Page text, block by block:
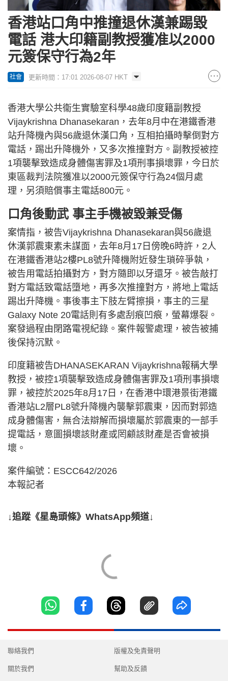
香港站口角中推撞退休漢兼踢毀
電話 港大印籍副教授獲准以2000
元簽保守行為2年
社會 更新時間：17:01 2026-08-07 HKT
香港大學公共衞生實驗室科學48歲印度籍副教授
Vijaykrishna Dhanasekaran，去年8月中在港鐵香港
站升降機內與56歲退休漢口角，互相拍攝時擊倒對方
電話，踢出升降機外，又多次推撞對方。副教授被控
1項襲擊致造成身體傷害罪及1項刑事損壞罪，今日於
東區裁判法院獲准以2000元簽保守行為24個月處
理，另須賠償事主電話800元。
口角後動武 事主手機被毀兼受傷
案情指，被告Vijaykrishna Dhanasekaran與56歲退
休漢郭震東素未謀面，去年8月17日傍晚6時許，2人
在港鐵香港站2樓PL8號升降機附近發生瑣碎爭執，
被告用電話拍攝對方，對方隨即以牙還牙。被告敲打
對方電話致電話墮地，再多次推撞對方，將地上電話
踢出升降機。事後事主下肢左臂擦損，事主的三星
Galaxy Note 20電話則有多處刮痕凹痕，螢幕爆裂。
案發過程由閉路電視紀錄。案件報警處理，被告被捕
後保持沉默。
印度籍被告DHANASEKARAN Vijaykrishna報稱大學
教授，被控1項襲擊致造成身體傷害罪及1項刑事損壞
罪，被控於2025年8月17日，在香港中環港景街港鐵
香港站L2層PL8號升降機內襲擊郭震東，因而對郭造
成身體傷害，無合法辯解而損壞屬於郭震東的一部手
提電話，意圖損壞該財產或罔顧該財產是否會被損
壞。
案件編號：ESCC642/2026
本報記者
↓追蹤《星島頭條》WhatsApp頻道↓
聯絡我們
關於我們
版權及免責聲明
幫助及反饋